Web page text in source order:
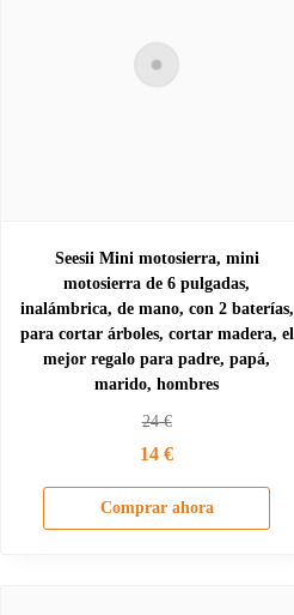
Seesii Mini motosierra, mini
motosierra de 6 pulgadas,
inalámbrica, de mano, con 2 baterías,
para cortar árboles, cortar madera, el
mejor regalo para padre, papá,
marido, hombres
24€
14 €
Comprar ahora